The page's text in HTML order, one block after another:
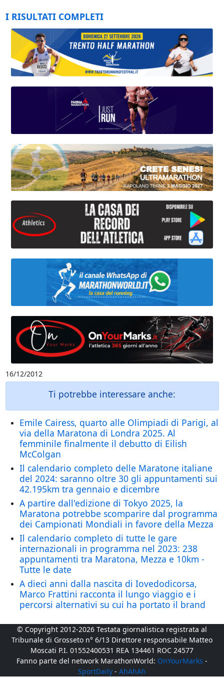
I RISULTATI COMPLETI
16/12/2012
Ti potrebbe interessare anche:
Emile Cairess, quarto alle Olimpiadi di Parigi, al
via della Maratona di Londra 2025. Al
femminile finalmente il debutto di Eilish
McColgan
Il calendario completo delle Maratone italiane
del 2024: saranno oltre 30 gli appuntamenti sui
42.195km tra gennaio e dicembre
A partire dall'edizione di Tokyo 2025, la
Maratona potrebbe scomparire dal programma
dei Campionati Mondiali in favore della Mezza
Il calendario completo di tutte le gare
internazionali in programma nel 2023: 238
appuntamenti tra Maratona, Mezza e 10km -
Tutte le date
A dieci anni dalla nascita di Iovedodicorsa,
Marco Frattini racconta il lungo viaggio e i
percorsi alternativi su cui ha portato il brand
© Copyright 2012-2026 Testata giornalistica registrata al
Tribunale di Grosseto n° 6/13 Direttore responsabile Matteo
Moscati P.I. 01552400531 REA 134461 ROC 24577
Fanno parte del network MarathonWorld: OnYourMarks -
SportDaily - AhAhAh